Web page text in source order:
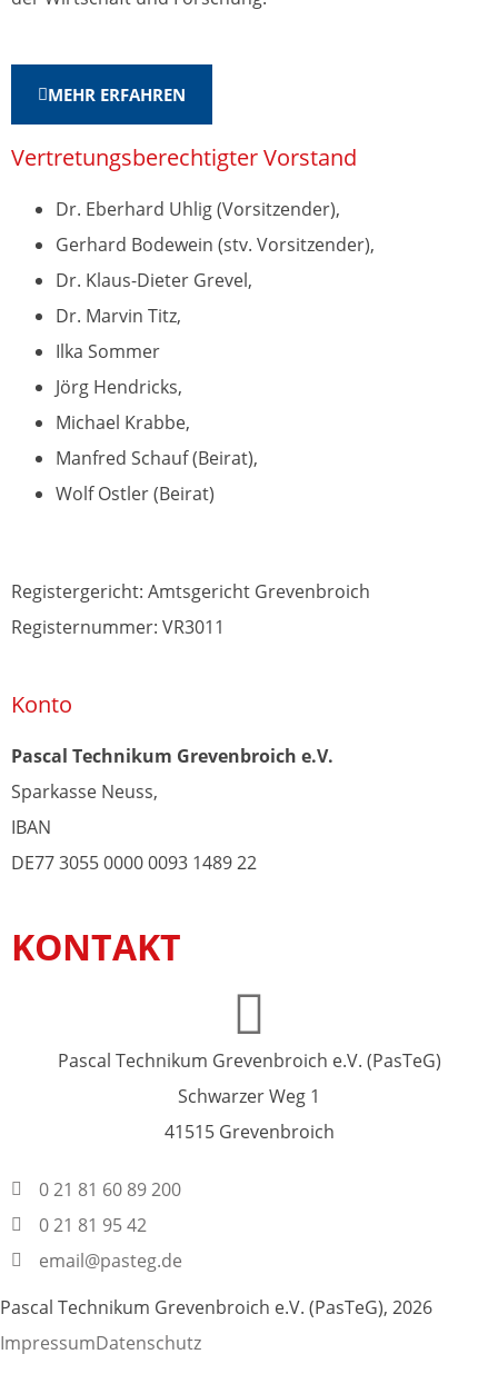
MEHR ERFAHREN
Vertretungsberechtigter Vorstand
Dr. Eberhard Uhlig (Vorsitzender),
Gerhard Bodewein (stv. Vorsitzender),
Dr. Klaus-Dieter Grevel,
Dr. Marvin Titz,
Ilka Sommer
Jörg Hendricks,
Michael Krabbe,
Manfred Schauf (Beirat),
Wolf Ostler (Beirat)
Registergericht: Amtsgericht Grevenbroich
Registernummer: VR3011
Konto
Pascal Technikum Grevenbroich e.V.
Sparkasse Neuss,
IBAN
DE77 3055 0000 0093 1489 22
KONTAKT
Pascal Technikum Grevenbroich e.V. (PasTeG)
Schwarzer Weg 1
41515 Grevenbroich
0 21 81 60 89 200
0 21 81 95 42
email@pasteg.de
Pascal Technikum Grevenbroich e.V. (PasTeG), 2026
ImpressumDatenschutz